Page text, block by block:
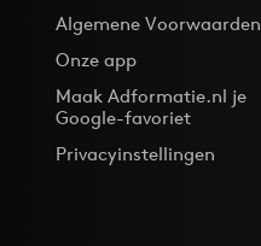
Algemene Voorwaarden
Onze app
Maak Adformatie.nl je
Google-favoriet
Privacyinstellingen